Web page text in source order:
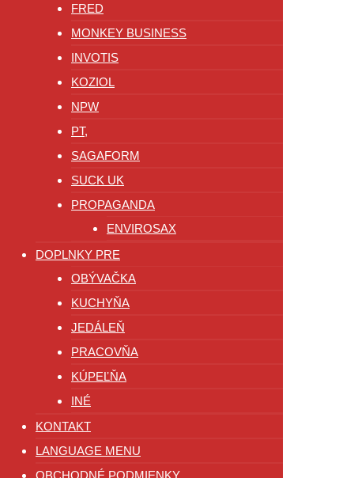
FRED
MONKEY BUSINESS
INVOTIS
KOZIOL
NPW
PT,
SAGAFORM
SUCK UK
PROPAGANDA
ENVIROSAX
DOPLNKY PRE
OBÝVAČKA
KUCHYŇA
JEDÁLEŇ
PRACOVŇA
KÚPEĽŇA
INÉ
KONTAKT
LANGUAGE MENU
OBCHODNÉ PODMIENKY